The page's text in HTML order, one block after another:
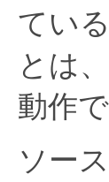
てい
とは
動作
ソー